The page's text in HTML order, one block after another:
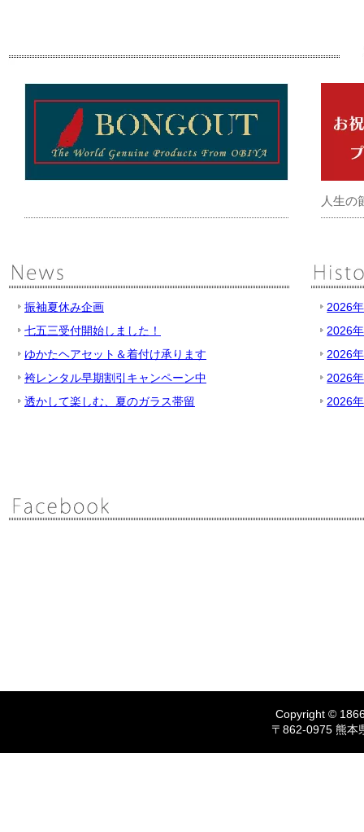
人生の
振袖夏休み企画
七五三受付開始しました！
ゆかたヘアセット＆着付け承ります
袴レンタル早期割引キャンペーン中
透かして楽しむ、夏のガラス帯留
2026
2026
2026
2026
2026
Copyright ©
〒862-0975 熊本